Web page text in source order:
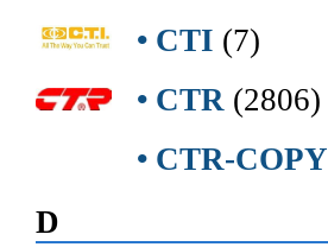
• CTI (7)
• CTR (2806)
• CTR-COPY
D